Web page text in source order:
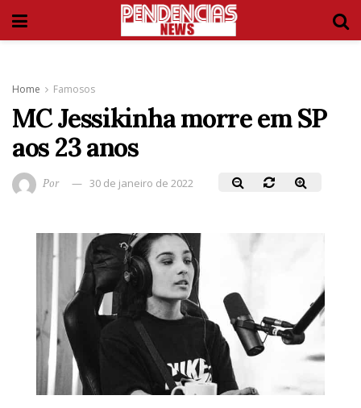
Home Famosos
MC Jessikinha morre em SP
aos 23 anos
Por 30 de janeiro de 2022